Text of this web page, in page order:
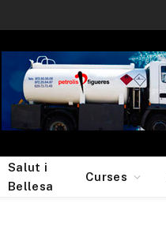
Salut i
Bellesa
Curses